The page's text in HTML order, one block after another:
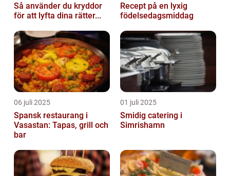
Så använder du kryddor
för att lyfta dina rätter...
Recept på en lyxig
födelsedagsmiddag
06 juli 2025
Spansk restaurang i
Vasastan: Tapas, grill och
bar
01 juli 2025
Smidig catering i
Simrishamn